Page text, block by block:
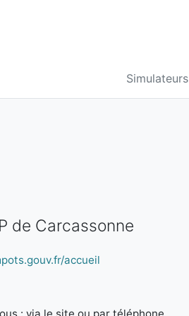
Simulateurs
de Carcassonne
accueil